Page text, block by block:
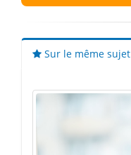
Sur le même sujet